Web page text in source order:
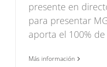
presente en
para presentar
aporta el 100% de
Más información